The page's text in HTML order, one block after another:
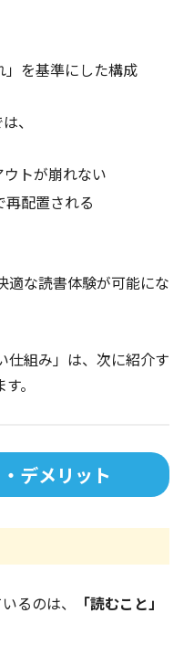
を基準にした構成
、
トが崩れない
配置される
適な読書体験が可能にな
仕組み」は、次に紹介す
。
デメリット
るのは、
「読むこと」